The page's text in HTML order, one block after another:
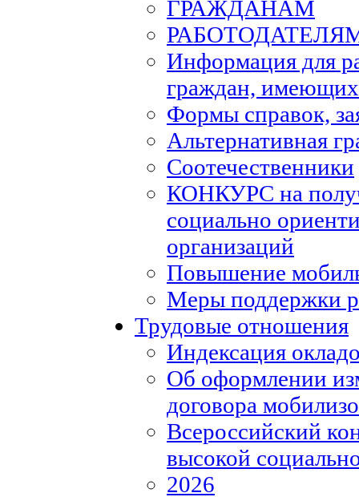
ГРАЖДАНАМ
Информация для
граждан,
Формы справок,
Альтернативная
Соотечественники
КОНКУРС на
социально
организаций
Повышение
Меры поддержки
Трудовые отношения
Индексация
Об оформлении
договора
Всероссийский
высокой
2026